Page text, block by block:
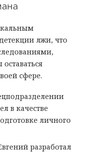
лжи, что
сфере.
в качестве
личного
разработал